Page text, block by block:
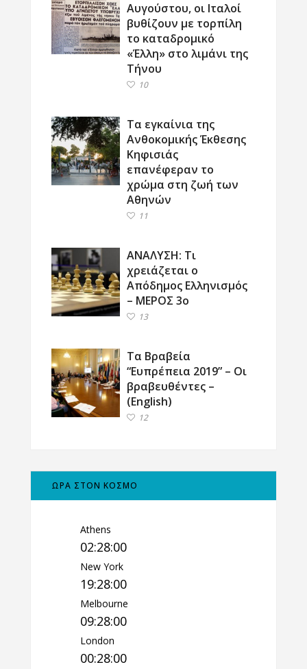
Αυγούστου, οι Ιταλοί
βυθίζουν με τορπίλη
το καταδρομικό
«Έλλη» στο λιμάνι της
Τήνου
10
Τα εγκαίνια της
Ανθοκομικής Έκθεσης
Κηφισιάς
επανέφεραν το
χρώμα στη ζωή των
Αθηνών
11
ΑΝΑΛΥΣΗ: Τι
χρειάζεται ο
Απόδημος Ελληνισμός
– ΜΕΡΟΣ 3ο
13
Τα Βραβεία
“Ευπρέπεια 2019” – Οι
βραβευθέντες –
(English)
12
ΩΡΑ ΣΤΟΝ ΚΟΣΜΟ
Athens
02:28:01
New York
19:28:01
Melbourne
09:28:01
London
00:28:01